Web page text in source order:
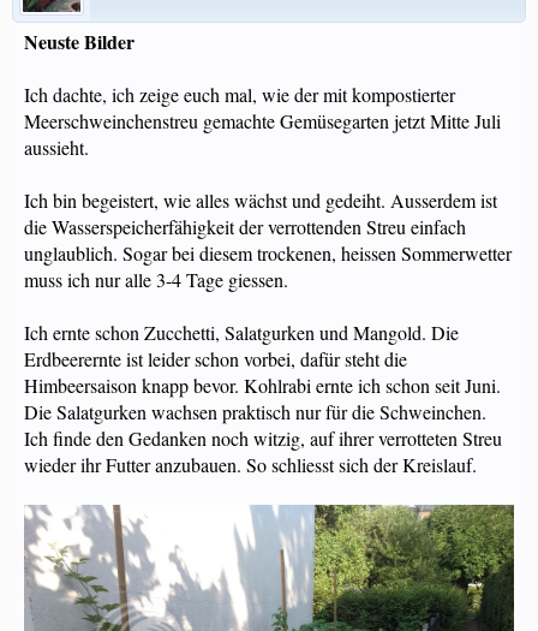
Neuste Bilder
Ich dachte, ich zeige euch mal, wie der mit kompostierter
Meerschweinchenstreu gemachte Gemüsegarten jetzt Mitte Juli
aussieht.
Ich bin begeistert, wie alles wächst und gedeiht. Ausserdem ist
die Wasserspeicherfähigkeit der verrottenden Streu einfach
unglaublich. Sogar bei diesem trockenen, heissen Sommerwetter
muss ich nur alle 3-4 Tage giessen.
Ich ernte schon Zucchetti, Salatgurken und Mangold. Die
Erdbeerernte ist leider schon vorbei, dafür steht die
Himbeersaison knapp bevor. Kohlrabi ernte ich schon seit Juni.
Die Salatgurken wachsen praktisch nur für die Schweinchen.
Ich finde den Gedanken noch witzig, auf ihrer verrotteten Streu
wieder ihr Futter anzubauen. So schliesst sich der Kreislauf.